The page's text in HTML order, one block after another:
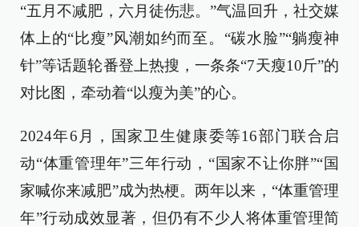
“五月不减肥，六月徒伤悲。”气温回升，社交媒
体上的“比瘦”风潮如约而至。“碳水脸”“躺瘦神
针”等话题轮番登上热搜，一条条“7天瘦10斤”的
对比图，牵动着“以瘦为美”的心。
2024年6月，国家卫生健康委等16部门联合启
动“体重管理年”三年行动，“国家不让你胖”“国
家喊你来减肥”成为热梗。两年以来，“体重管理
年”行动成效显著，但仍有不少人将体重管理简